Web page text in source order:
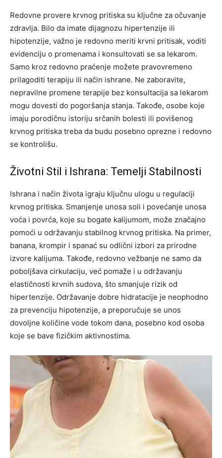
Redovne provere krvnog pritiska su ključne za očuvanje
zdravlja. Bilo da imate dijagnozu hipertenzije ili
hipotenzije, važno je redovno meriti krvni pritisak, voditi
evidenciju o promenama i konsultovati se sa lekarom.
Samo kroz redovno praćenje možete pravovremeno
prilagoditi terapiju ili način ishrane. Ne zaboravite,
nepravilne promene terapije bez konsultacija sa lekarom
mogu dovesti do pogoršanja stanja. Takođe, osobe koje
imaju porodičnu istoriju srčanih bolesti ili povišenog
krvnog pritiska treba da budu posebno oprezne i redovno
se kontrolišu.
Životni Stil i Ishrana: Temelji Stabilnosti
Ishrana i način života igraju ključnu ulogu u regulaciji
krvnog pritiska. Smanjenje unosa soli i povećanje unosa
voća i povrća, koje su bogate kalijumom, može značajno
pomoći u održavanju stabilnog krvnog pritiska. Na primer,
banana, krompir i spanać su odlični izbori za prirodne
izvore kalijuma. Takođe, redovno vežbanje ne samo da
poboljšava cirkulaciju, već pomaže i u održavanju
elastičnosti krvnih sudova, što smanjuje rizik od
hipertenzije. Održavanje dobre hidratacije je neophodno
za prevenciju hipotenzije, a preporučuje se unos
dovoljne količine vode tokom dana, posebno kod osoba
koje se bave fizičkim aktivnostima.